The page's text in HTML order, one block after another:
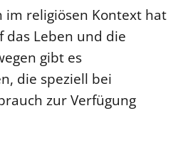
im religiösen Kontext hat
das Leben und die
gibt es
die speziell bei
zur Verfügung